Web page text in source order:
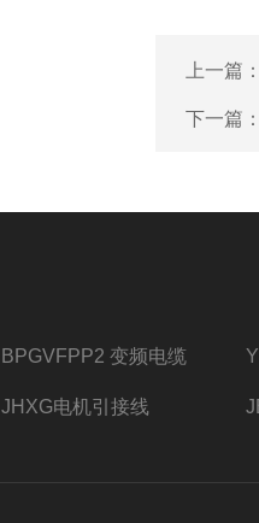
上一篇
下一篇
BPGVFPP2 变频电缆
JHXG电机引接线